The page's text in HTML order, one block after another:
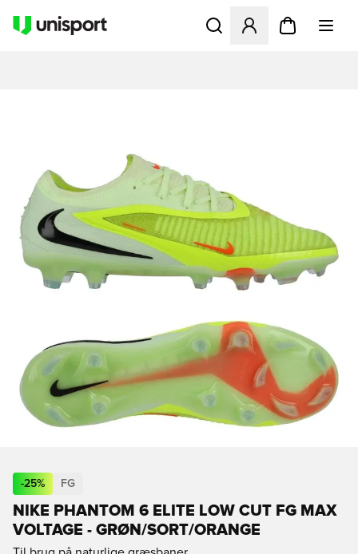
Åbner en Modal til at
-25% FG
NIKE PHANTOM 6 ELITE LOW CUT FG MAX
VOLTAGE - GRØN/SORT/ORANGE